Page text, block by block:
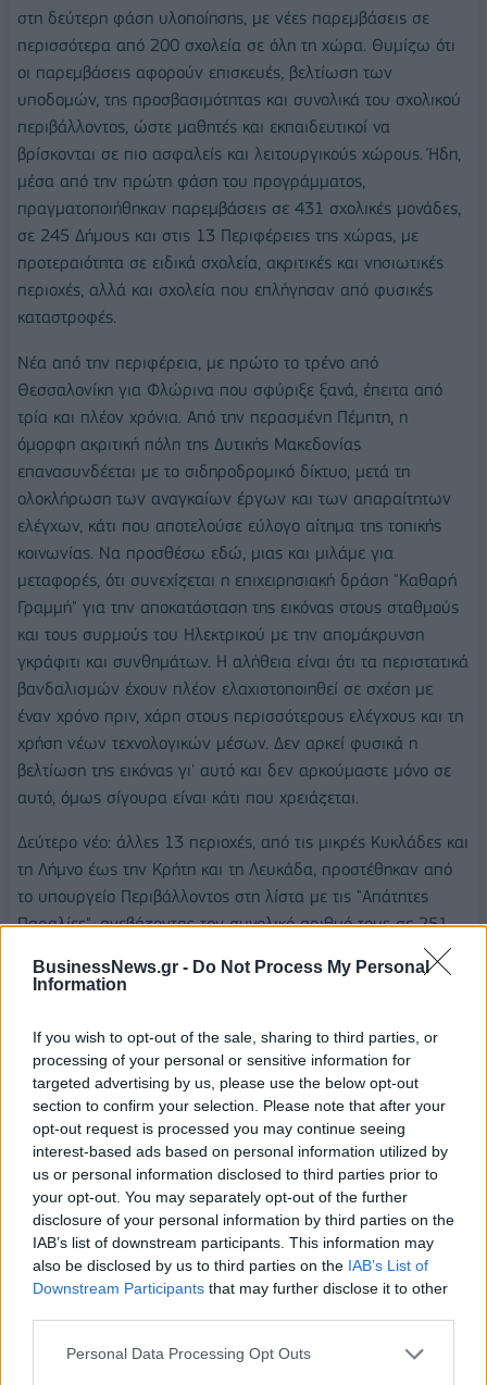
BusinessNews.gr - Do Not Process My Personal
Information
If you wish to opt-out of the sale, sharing to third parties, or
processing of your personal or sensitive information for
targeted advertising by us, please use the below opt-out
section to confirm your selection. Please note that after your
opt-out request is processed you may continue seeing
interest-based ads based on personal information utilized by
us or personal information disclosed to third parties prior to
your opt-out. You may separately opt-out of the further
disclosure of your personal information by third parties on the
IAB’s list of downstream participants. This information may
also be disclosed by us to third parties on the IAB’s List of
Downstream Participants that may further disclose it to other
Personal Data Processing Opt Outs
στη δεύτερη φάση υλοποίησης, με νέες παρεμβάσεις σε
περισσότερα από 200 σχολεία σε όλη τη χώρα. Θυμίζω ότι
οι παρεμβάσεις αφορούν επισκευές, βελτίωση των
υποδομών, της προσβασιμότητας και συνολικά του σχολικού
περιβάλλοντος, ώστε μαθητές και εκπαιδευτικοί να
βρίσκονται σε πιο ασφαλείς και λειτουργικούς χώρους. Ήδη,
μέσα από την πρώτη φάση του προγράμματος,
πραγματοποιήθηκαν παρεμβάσεις σε 431 σχολικές μονάδες,
σε 245 Δήμους και στις 13 Περιφέρειες της χώρας, με
προτεραιότητα σε ειδικά σχολεία, ακριτικές και νησιωτικές
περιοχές, αλλά και σχολεία που επλήγησαν από φυσικές
καταστροφές.
Νέα από την περιφέρεια, με πρώτο το τρένο από
Θεσσαλονίκη για Φλώρινα που σφύριξε ξανά, έπειτα από
τρία και πλέον χρόνια. Από την περασμένη Πέμπτη, η
όμορφη ακριτική πόλη της Δυτικής Μακεδονίας
επανασυνδέεται με το σιδηροδρομικό δίκτυο, μετά τη
ολοκλήρωση των αναγκαίων έργων και των απαραίτητων
ελέγχων, κάτι που αποτελούσε εύλογο αίτημα της τοπικής
κοινωνίας. Να προσθέσω εδώ, μιας και μιλάμε για
μεταφορές, ότι συνεχίζεται η επιχειρησιακή δράση "Καθαρή
Γραμμή" για την αποκατάσταση της εικόνας στους σταθμούς
και τους συρμούς του Ηλεκτρικού με την απομάκρυνση
γκράφιτι και συνθημάτων. Η αλήθεια είναι ότι τα περιστατικά
βανδαλισμών έχουν πλέον ελαχιστοποιηθεί σε σχέση με
έναν χρόνο πριν, χάρη στους περισσότερους ελέγχους και τη
χρήση νέων τεχνολογικών μέσων. Δεν αρκεί φυσικά η
βελτίωση της εικόνας γι' αυτό και δεν αρκούμαστε μόνο σε
αυτό, όμως σίγουρα είναι κάτι που χρειάζεται.
Δεύτερο νέο: άλλες 13 περιοχές, από τις μικρές Κυκλάδες και
τη Λήμνο έως την Κρήτη και τη Λευκάδα, προστέθηκαν από
το υπουργείο Περιβάλλοντος στη λίστα με τις "Απάτητες
Παραλίες", ανεβάζοντας τον συνολικό αριθμό τους σε 251.
γεωμορφολογική αξία, όπου πλέον απαγορεύεται κάθε
το φυσικό τους περιβάλλον. Μπορείτε να τις βρείτε όλες εδώ:
https://ypen.gov.gr/wp-content/uploads/2026/04/παράρτημα-
απάτητες.pdf.
Και πάμε και στα Γιάννενα όπου αναβαθμίζουμε το
Πανηπειρωτικό Εθνικό Αθλητικό Κέντρο Ιωαννίνων, με έργα
ύψους 4,1 εκ. ευρώ, πέραν της μόνιμης αύξησης στην ετήσια
χρηματοδότηση κατά 81,4% από το 2024. Υπολογίζουμε στο
τέλος του 2027 να έχουν ολοκληρωθεί όλες οι παρεμβάσεις.
Για την ιστορία, τα Γιάννενα είναι μια ισχυρή αθλητική
περιφέρεια με 125 σωματεία, 8.641 αθλητές/τριες και 198
προπονητές/τριες. Τώρα θα έχουν καλύτερους και
ασφαλέστερους χώρους για να προπονούνται και να